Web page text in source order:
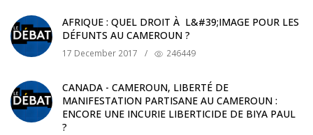
AFRIQUE : QUEL DROIT À L&#39;IMAGE POUR LES
DÉFUNTS AU CAMEROUN ?
17 December 2017 / 246449
CANADA - CAMEROUN, LIBERTÉ DE
MANIFESTATION PARTISANE AU CAMEROUN :
ENCORE UNE INCURIE LIBERTICIDE DE BIYA PAUL
?